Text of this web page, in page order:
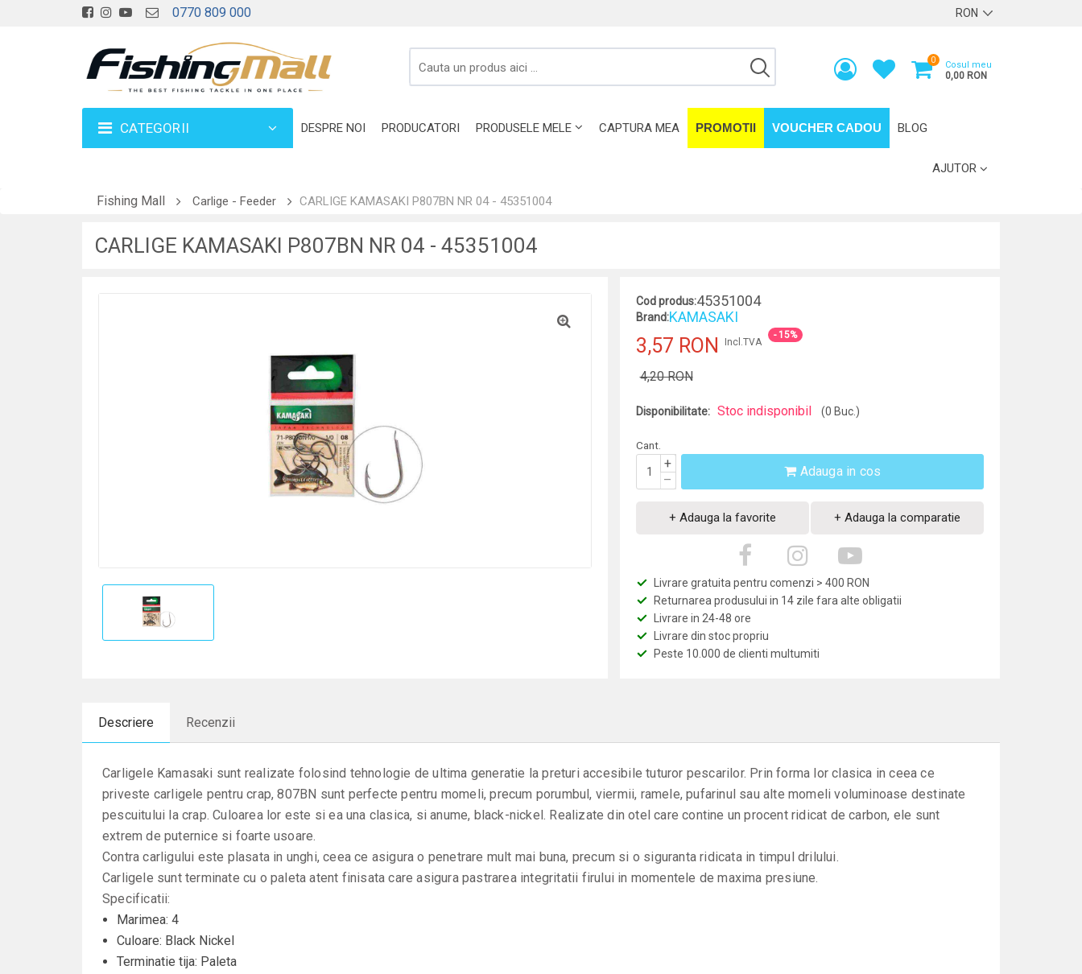
0770 809 000
0 Cosul meu
0,00 RON
CATEGORII DESPRE NOI PRODUCATORI PRODUSELE MELE CAPTURA MEA PROMOTII VOUCHER CADOU BLOG
AJUTOR
Fishing Mall Carlige - Feeder CARLIGE KAMASAKI P807BN NR 04 - 45351004
CARLIGE KAMASAKI P807BN NR 04 - 45351004
Cod produs:45351004
Brand:KAMASAKI
3,57 RON
4,20 RON
- 15%
Incl.TVA
Disponibilitate: Stoc indisponibil (0 Buc.)
Cant.
+
–
Adauga in cos
+ Adauga la favorite + Adauga la comparatie
Livrare gratuita pentru comenzi > 400 RON
Returnarea produsului in 14 zile fara alte obligatii
Livrare in 24-48 ore
Livrare din stoc propriu
Peste 10.000 de clienti multumiti
Descriere Recenzii
Carligele Kamasaki sunt realizate folosind tehnologie de ultima generatie la preturi accesibile tuturor pescarilor. Prin forma lor clasica in ceea ce
priveste carligele pentru crap, 807BN sunt perfecte pentru momeli, precum porumbul, viermii, ramele, pufarinul sau alte momeli voluminoase destinate
pescuitului la crap. Culoarea lor este si ea una clasica, si anume, black-nickel. Realizate din otel care contine un procent ridicat de carbon, ele sunt
extrem de puternice si foarte usoare.
Contra carligului este plasata in unghi, ceea ce asigura o penetrare mult mai buna, precum si o siguranta ridicata in timpul drilului.
Carligele sunt terminate cu o paleta atent finisata care asigura pastrarea integritatii firului in momentele de maxima presiune.
Specificatii:
Marimea: 4
Culoare: Black Nickel
Terminatie tija: Paleta